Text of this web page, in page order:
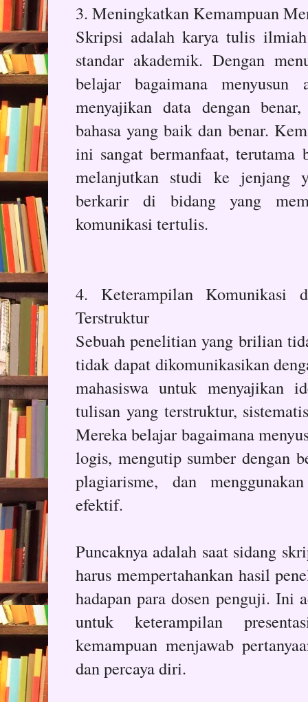
3. Meningkatkan Kemampuan
Skripsi adalah karya tulis
standar akademik. Dengan
belajar bagaimana menyusun
menyajikan data dengan
bahasa yang baik dan benar.
ini sangat bermanfaat, terutama
melanjutkan studi ke jenjang
berkarir di bidang yang
komunikasi tertulis.
4. Keterampilan Komunikasi
Terstruktur
Sebuah penelitian yang brilian
tidak dapat dikomunikasikan
mahasiswa untuk menyajikan
tulisan yang terstruktur,
Mereka belajar bagaimana
logis, mengutip sumber dengan
plagiarisme, dan
efektif.
Puncaknya adalah saat sidang
harus mempertahankan hasil
hadapan para dosen penguji. Ini
untuk keterampilan
kemampuan menjawab
dan percaya diri.